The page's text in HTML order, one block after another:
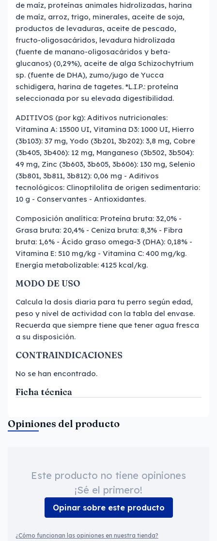
de maíz, proteínas animales hidrolizadas, harina
de maíz, arroz, trigo, minerales, aceite de soja,
productos de levaduras, aceite de pescado,
fructo-oligosacáridos, levadura hidrolizada
(fuente de manano-oligosacáridos y beta-
glucanos) (0,29%), aceite de alga Schizochytrium
sp. (fuente de DHA), zumo/jugo de Yucca
schidigera, harina de tagetes. *L.I.P.: proteína
seleccionada por su elevada digestibilidad.
ADITIVOS (por kg): Aditivos nutricionales:
Vitamina A: 15500 UI, Vitamina D3: 1000 UI, Hierro
(3b103): 37 mg, Yodo (3b201, 3b202): 3,8 mg, Cobre
(3b405, 3b406): 12 mg, Manganeso (3b502, 3b504):
49 mg, Zinc (3b603, 3b605, 3b606): 130 mg, Selenio
(3b801, 3b811, 3b812): 0,06 mg - Aditivos
tecnológicos: Clinoptilolita de origen sedimentario:
10 g - Conservantes - Antioxidantes.
Composición analítica: Proteína bruta: 32,0% -
Grasa bruta: 20,4% - Ceniza bruta: 8,3% - Fibra
bruta: 1,6% - Ácido graso omega-3 (DHA): 0,18% -
Vitamina E: 510 mg/kg - Vitamina C: 400 mg/kg.
Energía metabolizable: 4125 kcal/kg.
MODO DE USO
Calcula la dosis diaria para tu perro según edad,
peso y nivel de actividad con la tabla del envase.
Recuerda que siempre tiene que tener agua fresca
a su disposición.
CONTRAINDICACIONES
No se han encontrado.
Ficha técnica
Opiniones del producto
Este producto no tiene opiniones
¡Sé el primero!
Opinar sobre este producto
¿Cómo funcionan las opiniones en nuestra tienda?